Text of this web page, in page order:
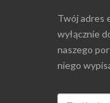
Twój adres
wyłącznie
naszego
niego